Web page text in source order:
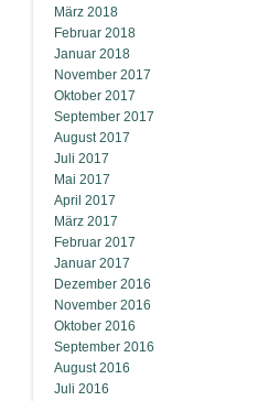
März 2018
Februar 2018
Januar 2018
November 2017
Oktober 2017
September 2017
August 2017
Juli 2017
Mai 2017
April 2017
März 2017
Februar 2017
Januar 2017
Dezember 2016
November 2016
Oktober 2016
September 2016
August 2016
Juli 2016